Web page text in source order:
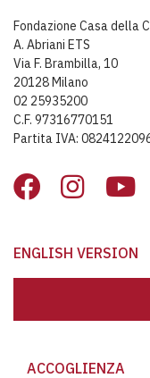
Fondazione Casa della
A. Abriani ETS
Via F. Brambilla, 10
20128 Milano
02 25935200
C.F. 97316770151
Partita IVA:
ENGLISH VERSION
ACCOGLIENZA